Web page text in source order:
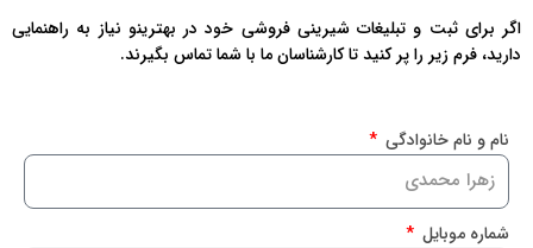
اگر برای ثبت و تبلیغات شیرینی ‌فروشی خود در بهترینو نیاز به راهنمایی
دارید، فرم زیر را پر کنید تا کارشناسان ما با شما تماس بگیرند.
نام و نام خانوادگی
شماره موبایل